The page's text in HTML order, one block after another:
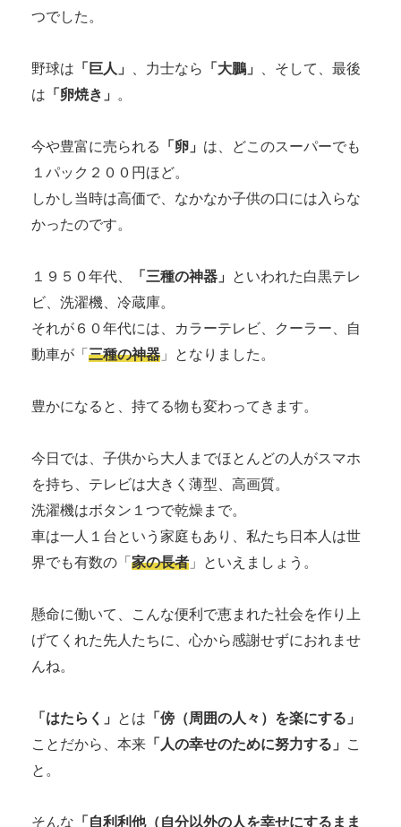
つでした。
野球は 「巨人」 、力士なら 「大鵬」
、そして、最後
は 「卵焼き」 。
今や豊富に売られる 「卵」 は、どこのスーパーでも
１パック２００円ほど。
しかし当時は高価で、なかなか子供の口には入らな
かったのです。
１９５０年代、 「三種の神器」
といわれた白黒テレ
ビ、洗濯機、冷蔵庫。
それが６０年代には、カラーテレビ、クーラー、自
動車が「 三種の神器 」となりました。
豊かになると、持てる物も変わってきます。
今日では、子供から大人までほとんどの人がスマホ
を持ち、テレビは大きく薄型、高画質。
洗濯機はボタン１つで乾燥まで。
車は一人１台という家庭もあり、私たち日本人は世
界でも有数の「 家の長者 」といえましょう。
懸命に働いて、こんな便利で恵まれた社会を作り上
げてくれた先人たちに、心から感謝せずにおれませ
んね。
「はたらく」 とは 「傍（周囲の人々）を楽にする」
ことだから、本来 「人の幸せのために努力する」
こ
と。
そんな 「自利利他（自分以外の人を幸せにするまま